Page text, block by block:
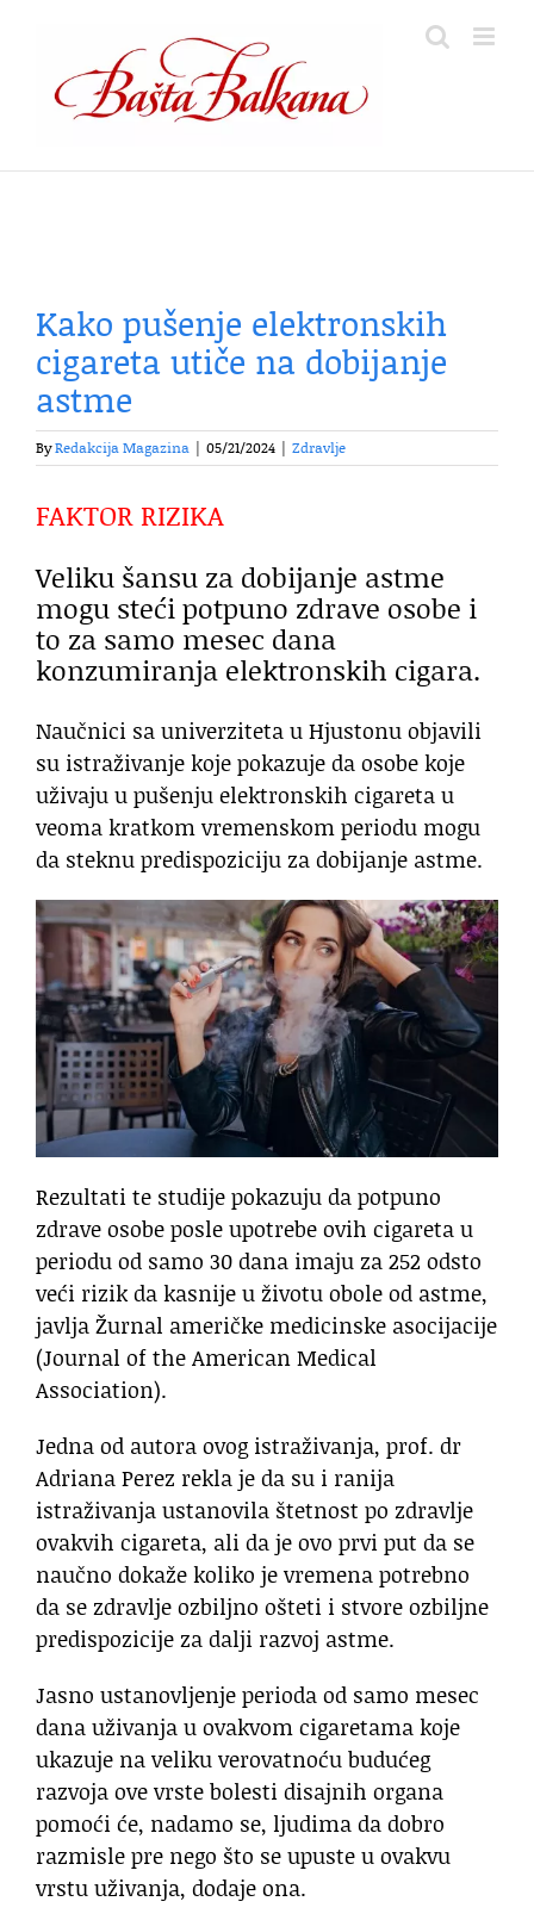
content
Kako pušenje elektronskih
cigareta utiče na dobijanje
astme
ByRedakcija Magazina 05/21/2024 Zdravlje
FAKTOR RIZIKA
Veliku šansu za dobijanje astme
mogu steći potpuno zdrave osobe i
to za samo mesec dana
konzumiranja elektronskih cigara.
Naučnici sa univerziteta u Hjustonu objavili
su istraživanje koje pokazuje da osobe koje
uživaju u pušenju elektronskih cigareta u
veoma kratkom vremenskom periodu mogu
da steknu predispoziciju za dobijanje astme.
Rezultati te studije pokazuju da potpuno
zdrave osobe posle upotrebe ovih cigareta u
periodu od samo 30 dana imaju za 252 odsto
veći rizik da kasnije u životu obole od astme,
javlja Žurnal američke medicinske asocijacije
(Journal of the American Medical
Association).
Jedna od autora ovog istraživanja, prof. dr
Adriana Perez rekla je da su i ranija
istraživanja ustanovila štetnost po zdravlje
ovakvih cigareta, ali da je ovo prvi put da se
naučno dokaže koliko je vremena potrebno
da se zdravlje ozbiljno ošteti i stvore ozbiljne
predispozicije za dalji razvoj astme.
Jasno ustanovljenje perioda od samo mesec
dana uživanja u ovakvom cigaretama koje
ukazuje na veliku verovatnoću budućeg
razvoja ove vrste bolesti disajnih organa
pomoći će, nadamo se, ljudima da dobro
razmisle pre nego što se upuste u ovakvu
vrstu uživanja, dodaje ona.